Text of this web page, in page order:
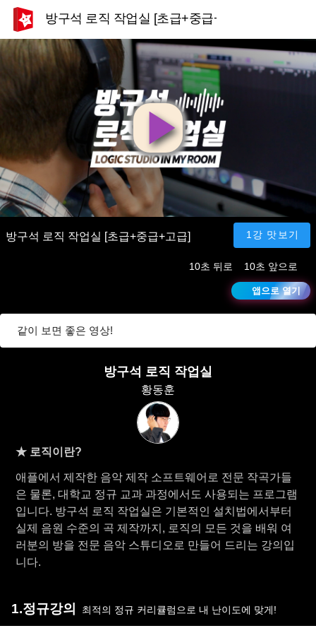
방구석 로직 작업실 [초급+중급+고급]
영
상
재
생
방구석 로직 작업실 [초급+중급+고급] 1강 맛보기
10초 뒤로 10초 앞으로
앱으로 열기
같이 보면 좋은 영상!
방구석 로직 작업실
황동훈
★ 로직이란?
애플에서 제작한 음악 제작 소프트웨어로 전문 작곡가들
은 물론, 대학교 정규 교과 과정에서도 사용되는 프로그램
입니다. 방구석 로직 작업실은 기본적인 설치법에서부터
실제 음원 수준의 곡 제작까지, 로직의 모든 것을 배워 여
러분의 방을 전문 음악 스튜디오로 만들어 드리는 강의입
니다.
1.정규강의 최적의 정규 커리큘럼으로 내 난이도에 맞게!